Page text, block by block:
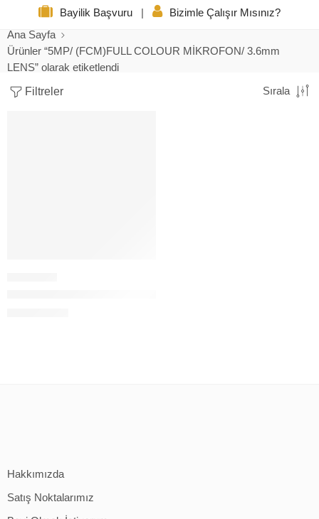
Bayilik Başvuru
Bizimle Çalışır Mısınız?
Ana Sayfa
Ürünler “5MP/ (FCM)FULL COLOUR MİKROFON/ 3.6mm
LENS” olarak etiketlendi
Filtreler Sırala
Hakkımızda
Satış Noktalarımız